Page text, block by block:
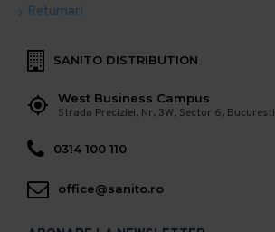
Returnari
SANITO DISTRIBUTION
West Business Campus
Strada Preciziei, Nr, 3W, Sector 6, Bucuresti
0314 100 110
office@sanito.ro